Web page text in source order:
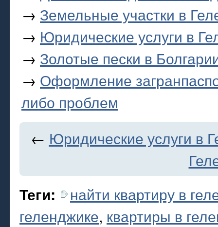
→ Земельные участки в
→ Юридические услуги в
→ Золотые пески в
→ Оформление
либо проблем
← Юридические услуги в
Теги:
найти квартиру в
геленджике, квартиры в